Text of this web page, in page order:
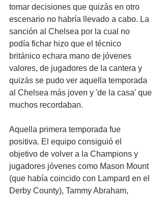
tomar decisiones que quizás en otro
escenario no habría llevado a cabo. La
sanción al Chelsea por la cual no
podía fichar hizo que el técnico
británico echara mano de jóvenes
valores, de jugadores de la cantera y
quizás se pudo ver aquella temporada
al Chelsea más joven y 'de la casa' que
muchos recordaban.
Aquella primera temporada fue
positiva. El equipo consiguió el
objetivo de volver a la Champions y
jugadores jóvenes como Mason Mount
(que había coincido con Lampard en el
Derby County), Tammy Abraham,